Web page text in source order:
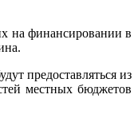
на финансировании в
предоставляться из
местных бюджетов